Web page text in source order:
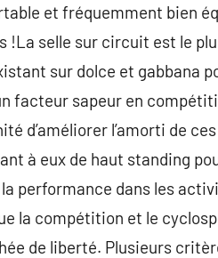
et fréquemment bien
selle sur circuit est le
sur dolce et gabbana
facteur sapeur en
d’améliorer l’amorti de
à eux de haut standing
performance dans les
la compétition et le
de liberté. Plusieurs